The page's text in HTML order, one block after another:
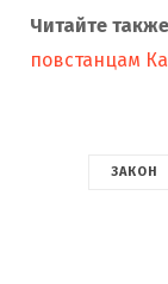
Читайте
повстанцам
ЗАКОН